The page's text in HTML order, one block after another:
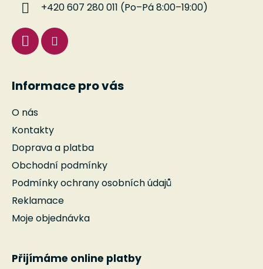
+420 607 280 011 (Po–Pá 8:00–19:00)
Informace pro vás
O nás
Kontakty
Doprava a platba
Obchodní podmínky
Podmínky ochrany osobních údajů
Reklamace
Moje objednávka
Přijímáme online platby